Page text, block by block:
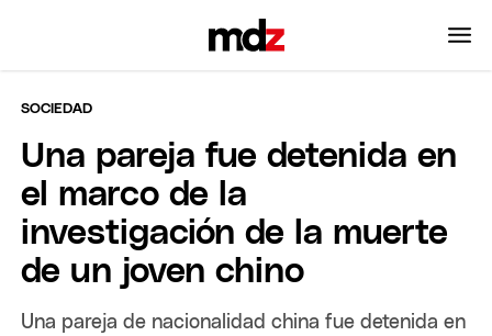
SOCIEDAD
Una pareja fue detenida en
el marco de la
investigación de la muerte
de un joven chino
Una pareja de nacionalidad china fue detenida en